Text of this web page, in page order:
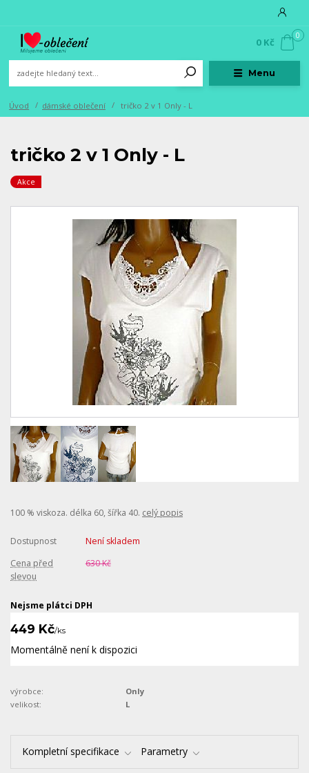
Menu
0
0 Kč
Úvod dámské oblečení tričko 2 v 1 Only - L
tričko 2 v 1 Only - L
Akce
100 % viskoza. délka 60, šířka 40. celý popis
Dostupnost
Není skladem
Cena před
slevou
630 Kč
Nejsme plátci DPH
449 Kč/ks
Momentálně není k dispozici
výrobce:
Only
velikost:
L
Kompletní specifikace Parametry